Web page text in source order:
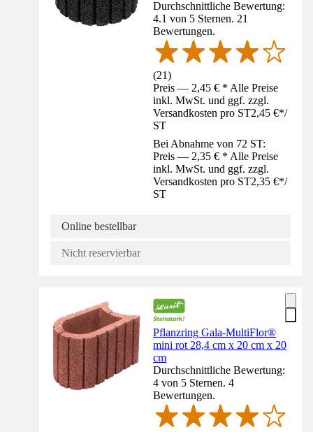
Durchschnittliche Bewertung:
4.1 von 5 Sternen. 21
Bewertungen.
(21)
Preis — 2,45 € * Alle Preise
inkl. MwSt. und ggf. zzgl.
Versandkosten pro ST2,45 €*/
ST
Bei Abnahme von 72 ST:
Preis — 2,35 € * Alle Preise
inkl. MwSt. und ggf. zzgl.
Versandkosten pro ST2,35 €*/
ST
Online bestellbar
Nicht reservierbar
Pflanzring Gala-MultiFlor®
mini rot 28,4 cm x 20 cm x 20
cm
Durchschnittliche Bewertung:
4 von 5 Sternen. 4
Bewertungen.